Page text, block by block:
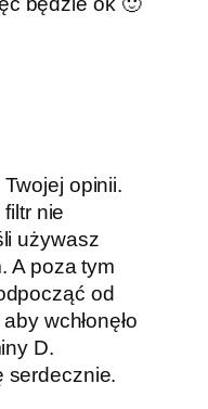
opinii.
nie
używasz
A poza tym
od
wchłonęło
D.
serdecznie.